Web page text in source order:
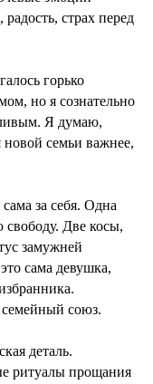
радость, страх перед
горько
но я сознательно
Я думаю,
семьи важнее,
за себя. Одна
свободу. Две косы,
замужней
сама девушка,
семейный союз.
деталь.
ритуалы прощания